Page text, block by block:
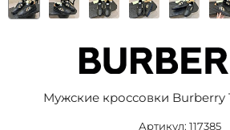
Мужские кроссовки Burberry
Артикул: 117385